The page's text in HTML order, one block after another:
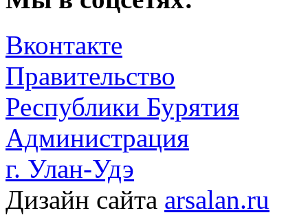
Вконтакте
Правительство
Республики Бурятия
Администрация
г. Улан-Удэ
Дизайн сайта arsalan.ru